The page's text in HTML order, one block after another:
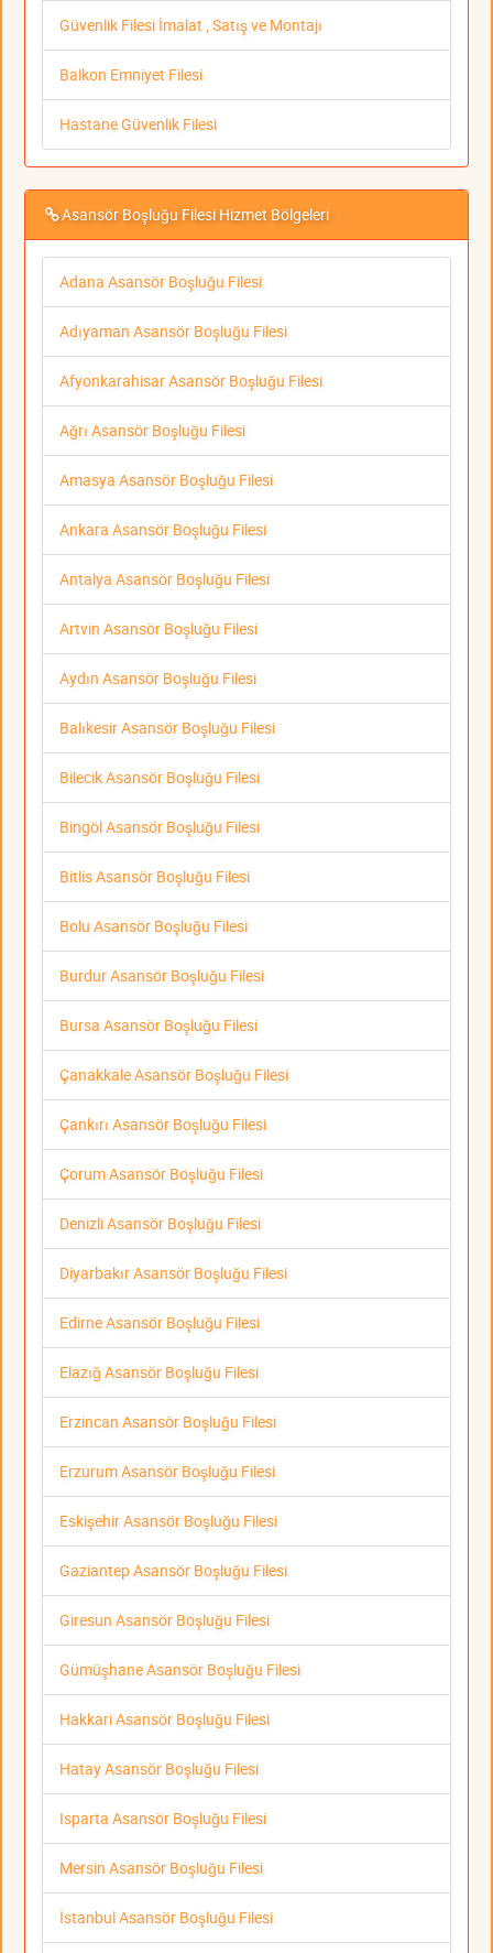
Güvenlik Filesi İmalat , Satış ve Montajı
Balkon Emniyet Filesi
Hastane Güvenlik Filesi
Asansör Boşluğu Filesi Hizmet Bölgeleri
Adana Asansör Boşluğu Filesi
Adıyaman Asansör Boşluğu Filesi
Afyonkarahisar Asansör Boşluğu Filesi
Ağrı Asansör Boşluğu Filesi
Amasya Asansör Boşluğu Filesi
Ankara Asansör Boşluğu Filesi
Antalya Asansör Boşluğu Filesi
Artvin Asansör Boşluğu Filesi
Aydın Asansör Boşluğu Filesi
Balıkesir Asansör Boşluğu Filesi
Bilecik Asansör Boşluğu Filesi
Bingöl Asansör Boşluğu Filesi
Bitlis Asansör Boşluğu Filesi
Bolu Asansör Boşluğu Filesi
Burdur Asansör Boşluğu Filesi
Bursa Asansör Boşluğu Filesi
Çanakkale Asansör Boşluğu Filesi
Çankırı Asansör Boşluğu Filesi
Çorum Asansör Boşluğu Filesi
Denizli Asansör Boşluğu Filesi
Diyarbakır Asansör Boşluğu Filesi
Edirne Asansör Boşluğu Filesi
Elazığ Asansör Boşluğu Filesi
Erzincan Asansör Boşluğu Filesi
Erzurum Asansör Boşluğu Filesi
Eskişehir Asansör Boşluğu Filesi
Gaziantep Asansör Boşluğu Filesi
Giresun Asansör Boşluğu Filesi
Gümüşhane Asansör Boşluğu Filesi
Hakkari Asansör Boşluğu Filesi
Hatay Asansör Boşluğu Filesi
Isparta Asansör Boşluğu Filesi
Mersin Asansör Boşluğu Filesi
İstanbul Asansör Boşluğu Filesi